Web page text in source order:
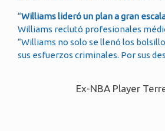
“Williams lideró un plan a gran
Williams reclutó profesionales
“Williams no solo se llenó los
sus esfuerzos criminales. Por sus
Ex-NBA Player